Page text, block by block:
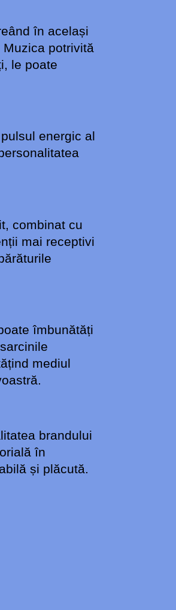
în același
potrivită
le poate
energic al
combinat cu
mai receptivi
îmbunătăți
mediul
brandului
în
și plăcută.